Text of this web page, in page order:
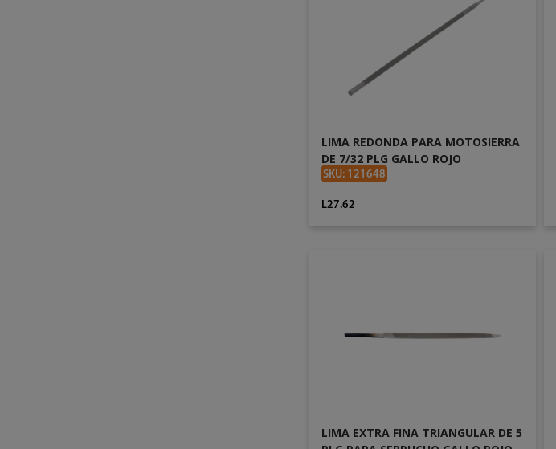
LIMA REDONDA PARA MOTOSIERRA
DE 7/32 PLG GALLO ROJO
SKU: 121648
L27.62
LIMA EXTRA FINA TRIANGULAR DE 5